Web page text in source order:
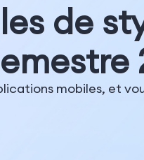
de
mobiles, et